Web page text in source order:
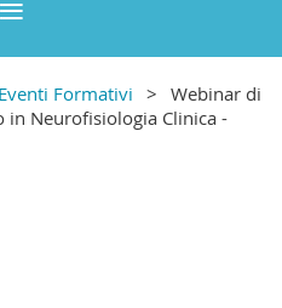
Eventi Formativi
Webinar di
Neurofisiologia Clinica -